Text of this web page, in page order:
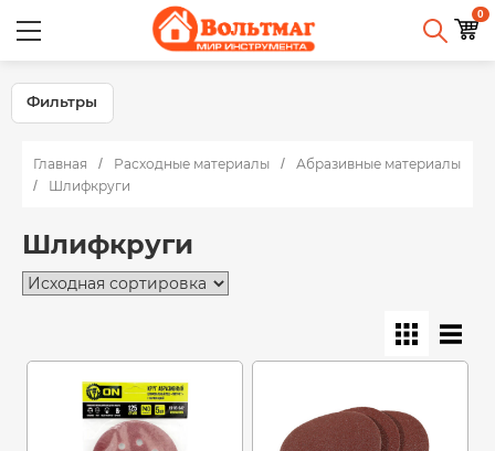
0
Фильтры
Главная Расходные материалы
Абразивные материалы
Шлифкруги
Шлифкруги